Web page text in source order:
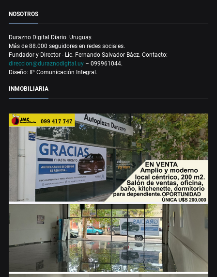
NOSOTROS
Durazno Digital Diario. Uruguay.
Más de 88.000 seguidores en redes sociales.
Fundador y Director - Lic. Fernando Salvador Báez. Contacto:
direccion@duraznodigital.uy – 099961044.
Diseño: IP Comunicación Integral.
INMOBILIARIA